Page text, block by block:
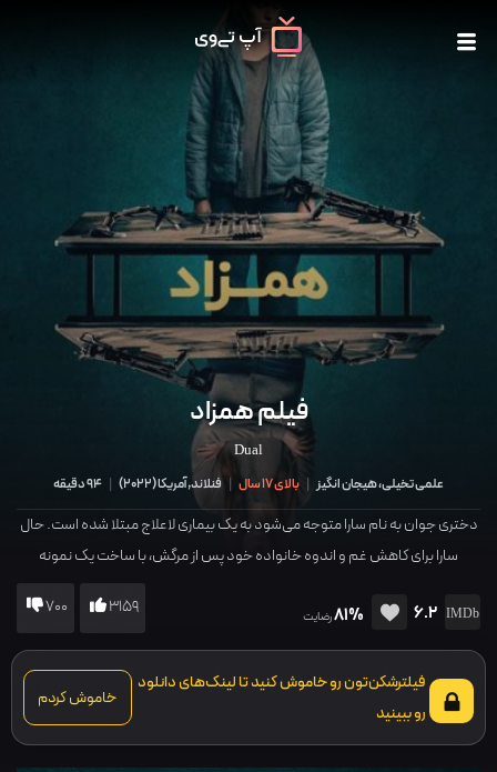
فیلم همزاد
Dual
علمی تخیلی، هیجان انگیز | بالای 17 سال | فنلاند,آمریکا(
2022
)
|
دختری جوان به نام سارا متوجه می‌شود به یک بیماری لاعلاج مبتلا شده است. حال
سارا برای کاهش غم و اندوه خانواده‌ خود پس از مرگش، با ساخت یک نمونه
6.2
81%رضایت 3159
700
فیلترشکن‌تون رو خاموش کنید تا لینک‌های دانلود
رو ببینید
خاموش کردم